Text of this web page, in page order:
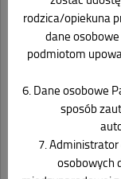
rodzica/opiekuna
dane
podmiotom
6. Dane osobowe
sposób
7.
osobowych